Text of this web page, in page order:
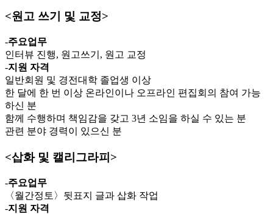
<원고 쓰기 및 교정>
-주요업무
인터뷰 진행, 원고쓰기, 원고 교정
-지원 자격
일반회원 및 경전대학 졸업생 이상
한 달에 한 번 이상 온라인이나 오프라인 편집회의 참여 가능
하신 분
함께 수행하며 책임감을 갖고 3년 소임을 하실 수 있는 분
관련 분야 경력이 있으신 분
<삽화 및 캘리그라피>
-주요업무
〈월간정토〉뒷표지 글과 삽화 작업
-지원 자격